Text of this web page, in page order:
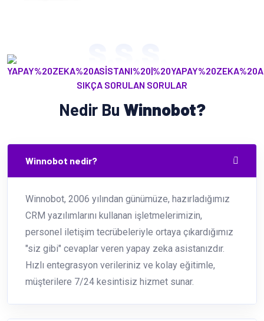
SIKÇA SORULAN SORULAR
Nedir Bu Winnobot?
Winnobot nedir?
Winnobot, 2006 yılından günümüze, hazırladığımız
CRM yazılımlarını kullanan işletmelerimizin,
personel iletişim tecrübeleriyle ortaya çıkardığımız
"siz gibi" cevaplar veren yapay zeka asistanızdır.
Hızlı entegrasyon verileriniz ve kolay eğitimle,
müşterilere 7/24 kesintisiz hizmet sunar.